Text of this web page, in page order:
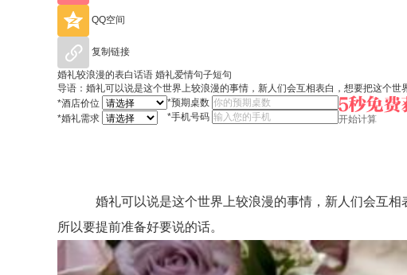
QQ空间
复制链接
婚礼较浪漫的表白话语 婚礼爱情句子短句
导语：婚礼可以说是这个世界上较浪漫的事情，新人们会互相表白，想要把这个
*酒店价位
*婚礼需求
*预期桌数
*手机号码
开始计算
婚礼可以说是这个世界上较浪漫的事情，新人们会互相
所以要提前准备好要说的话。